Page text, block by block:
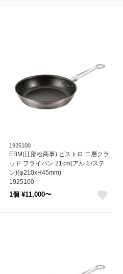
1925100
EBM(江部松商事) ビストロ 二層クラ
ッド フライパン 21cm(アルミ/ステ
ン)(φ210xH45mm)
1925100
1個 ¥11,000〜